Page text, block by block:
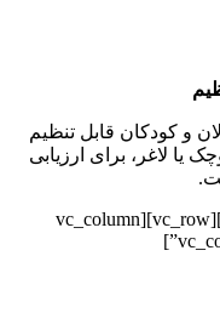
و کودکان قابل تنظیم
لاغر، برای ارزیابی
[/vc_column_text][/vc_column][/vc_row][vc_row][vc_column